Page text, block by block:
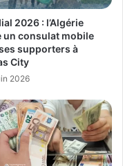
2026 : l’Algérie
un consulat mobile
supporters à
City
2026